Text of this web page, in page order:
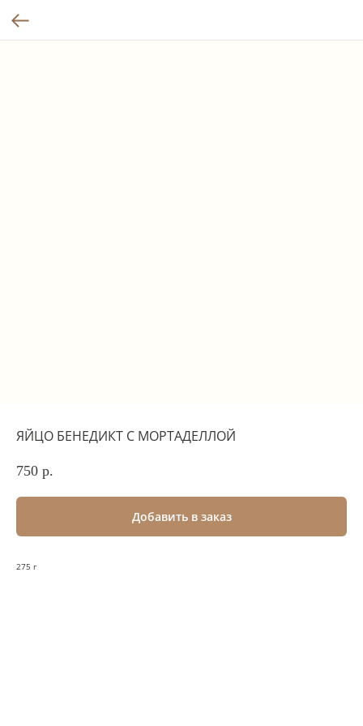
ЯЙЦО БЕНЕДИКТ С МОРТАДЕЛЛОЙ
750 р.
Добавить в заказ
275 г